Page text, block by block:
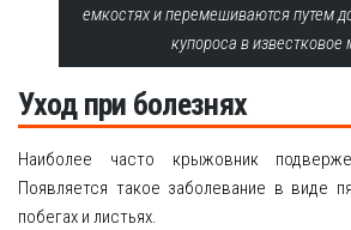
емкостях и перемешиваются путем
купороса в известковое
Уход при болезнях
Наиболее часто крыжовник
Появляется такое заболевание в виде
побегах и листьях.